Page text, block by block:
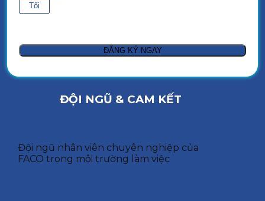
Tối
ĐỘI NGŨ & CAM KẾT
Đội ngũ nhân viên chuyên nghiệp của
FACO trong môi trường làm việc